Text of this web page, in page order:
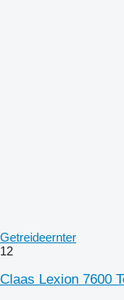
Getreideernter
12
Claas Lexion 7600